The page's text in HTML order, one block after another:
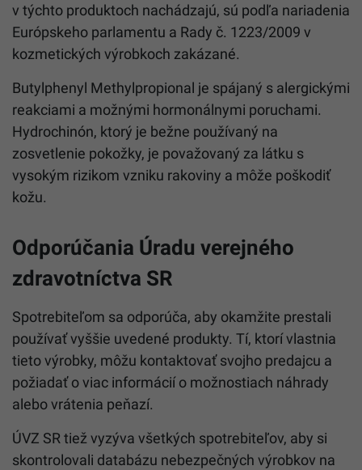
v týchto produktoch nachádzajú, sú podľa nariadenia
Európskeho parlamentu a Rady č. 1223/2009 v
kozmetických výrobkoch zakázané.
Butylphenyl Methylpropional je spájaný s alergickými
reakciami a možnými hormonálnymi poruchami.
Hydrochinón, ktorý je bežne používaný na
zosvetlenie pokožky, je považovaný za látku s
vysokým rizikom vzniku rakoviny a môže poškodiť
kožu.
Odporúčania Úradu verejného
zdravotníctva SR
Spotrebiteľom sa odporúča, aby okamžite prestali
používať vyššie uvedené produkty. Tí, ktorí vlastnia
tieto výrobky, môžu kontaktovať svojho predajcu a
požiadať o viac informácií o možnostiach náhrady
alebo vrátenia peňazí.
ÚVZ SR tiež vyzýva všetkých spotrebiteľov, aby si
skontrolovali databázu nebezpečných výrobkov na